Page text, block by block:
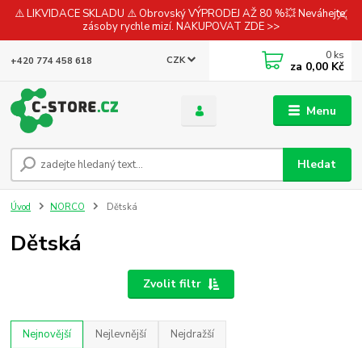
⚠️ LIKVIDACE SKLADU ⚠️ Obrovský VÝPRODEJ AŽ 80 %💥 Neváhejte,
zásoby rychle mizí. NAKUPOVAT ZDE >>
Menu
CZK
Hledat
+420 774 458 618 0 ks
za 0,00 Kč
Úvod NORCO Dětská
Dětská
Zvolit filtr
Nejnovější Nejlevnější Nejdražší